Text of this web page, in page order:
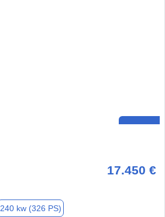
17.450 €
240 kw (326 PS)